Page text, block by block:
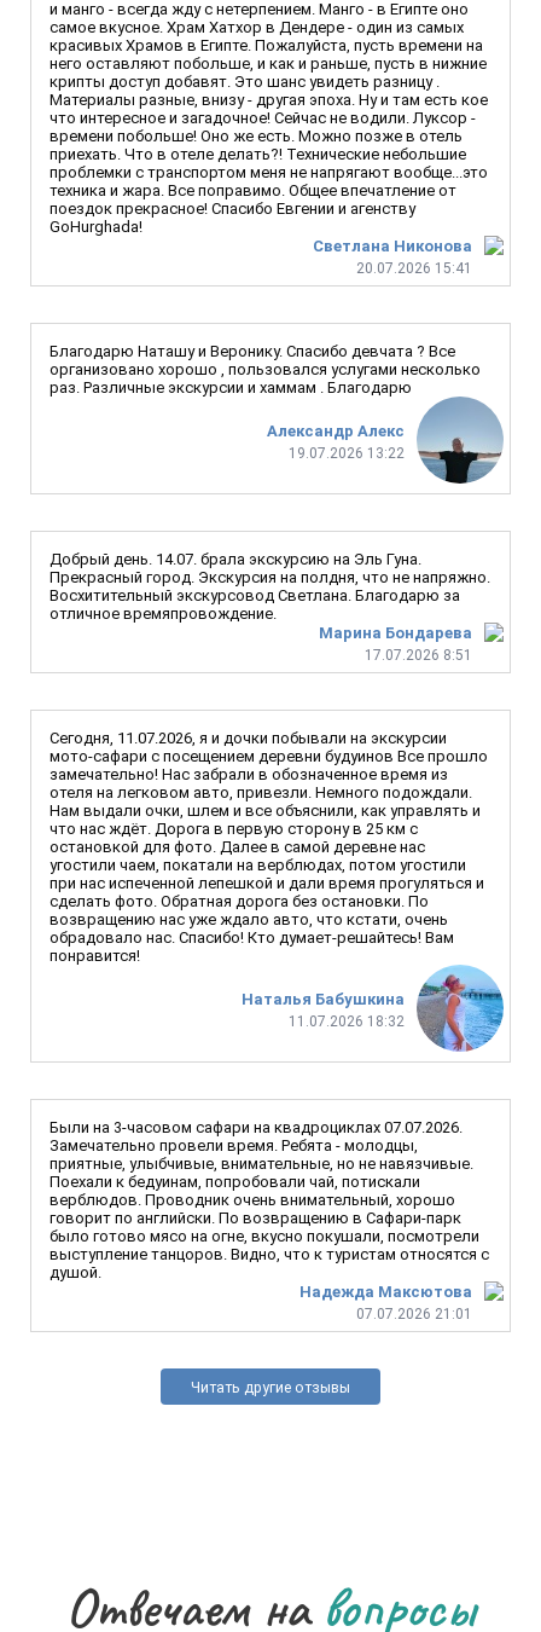
Светлана Никонова
20.07.2026 15:41
и манго - всегда жду с нетерпением. Манго - в Египте оно
самое вкусное. Храм Хатхор в Дендере - один из самых
красивых Храмов в Египте. Пожалуйста, пусть времени на
него оставляют побольше, и как и раньше, пусть в нижние
крипты доступ добавят. Это шанс увидеть разницу .
Материалы разные, внизу - другая эпоха. Ну и там есть кое
что интересное и загадочное! Сейчас не водили. Луксор -
времени побольше! Оно же есть. Можно позже в отель
приехать. Что в отеле делать?! Технические небольшие
проблемки с транспортом меня не напрягают вообще...это
техника и жара. Все поправимо. Общее впечатление от
поездок прекрасное! Спасибо Евгении и агенству
GoHurghada!
Александр Алекс
19.07.2026 13:22
Благодарю Наташу и Веронику. Спасибо девчата ? Все
организовано хорошо , пользовался услугами несколько
раз. Различные экскурсии и хаммам . Благодарю
Марина Бондарева
17.07.2026 8:51
Добрый день. 14.07. брала экскурсию на Эль Гуна.
Прекрасный город. Экскурсия на полдня, что не напряжно.
Восхитительный экскурсовод Светлана. Благодарю за
отличное времяпровождение.
Наталья Бабушкина
11.07.2026 18:32
Сегодня, 11.07.2026, я и дочки побывали на экскурсии
мото-сафари с посещением деревни будуинов Все прошло
замечательно! Нас забрали в обозначенное время из
отеля на легковом авто, привезли. Немного подождали.
Нам выдали очки, шлем и все объяснили, как управлять и
что нас ждёт. Дорога в первую сторону в 25 км с
остановкой для фото. Далее в самой деревне нас
угостили чаем, покатали на верблюдах, потом угостили
при нас испеченной лепешкой и дали время прогуляться и
сделать фото. Обратная дорога без остановки. По
возвращению нас уже ждало авто, что кстати, очень
обрадовало нас. Спасибо! Кто думает-решайтесь! Вам
понравится!
Надежда Максютова
07.07.2026 21:01
Были на 3-часовом сафари на квадроциклах 07.07.2026.
Замечательно провели время. Ребята - молодцы,
приятные, улыбчивые, внимательные, но не навязчивые.
Поехали к бедуинам, попробовали чай, потискали
верблюдов. Проводник очень внимательный, хорошо
говорит по английски. По возвращению в Сафари-парк
было готово мясо на огне, вкусно покушали, посмотрели
выступление танцоров. Видно, что к туристам относятся с
душой.
Читать другие отзывы
Отвечаем навопросы